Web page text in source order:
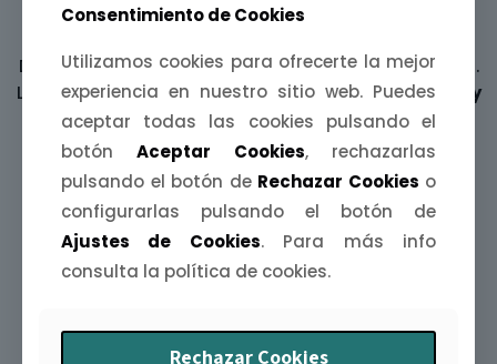
Decora tus paredes con unamijina de Extremadura .
Láminas A4, A5 y A6 inspiradas en paisajes, fiestas y
leyendasde nuestra tierra.
Agendas Extremeñas
Consentimiento de Cookies
Utilizamos cookies para ofrecerte la mejor
experiencia en nuestro sitio web. Puedes
aceptar todas las cookies pulsando el
botónAceptar Cookies, rechazarlas
pulsando el botón de Rechazar Cookies o
configurarlas pulsando el botón de
Ajustes de Cookies. Para más info
consulta la política de cookies.
Rechazar Cookies